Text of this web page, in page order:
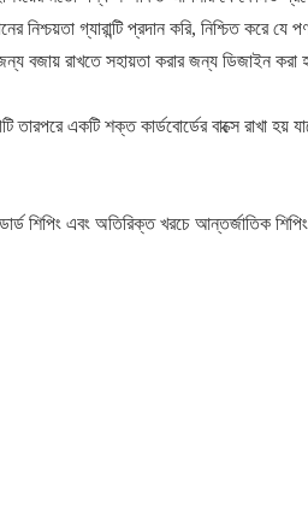
গ্যারান্টি প্রদান করি, নিশ্চিত করে যে
বজায় রাখতে সহায়তা করার জন্য ডিজাইন করা
একটি শক্ত কার্ডবোর্ডের বাক্সে রাখা হয়
শিপিং এবং অতিরিক্ত খরচে আন্তর্জাতিক